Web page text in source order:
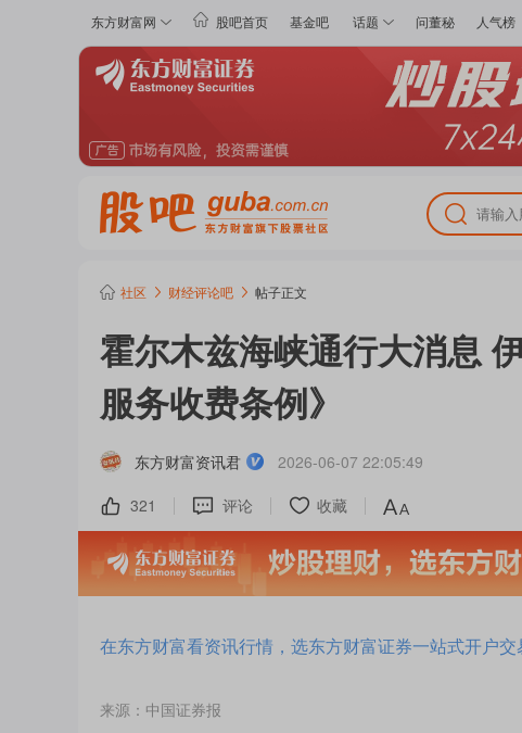
东方财富网 股吧首页 基金吧 话题 问董秘 人气榜
社区 财经评论吧 帖子正文
霍尔木兹海峡通行大消息
服务收费条例》
东方财富资讯君
2026-06-07 22:05:49
321
评论 收藏
在东方财富看资讯行情，选东方财富证券一站式开户交
来源：中国证券报